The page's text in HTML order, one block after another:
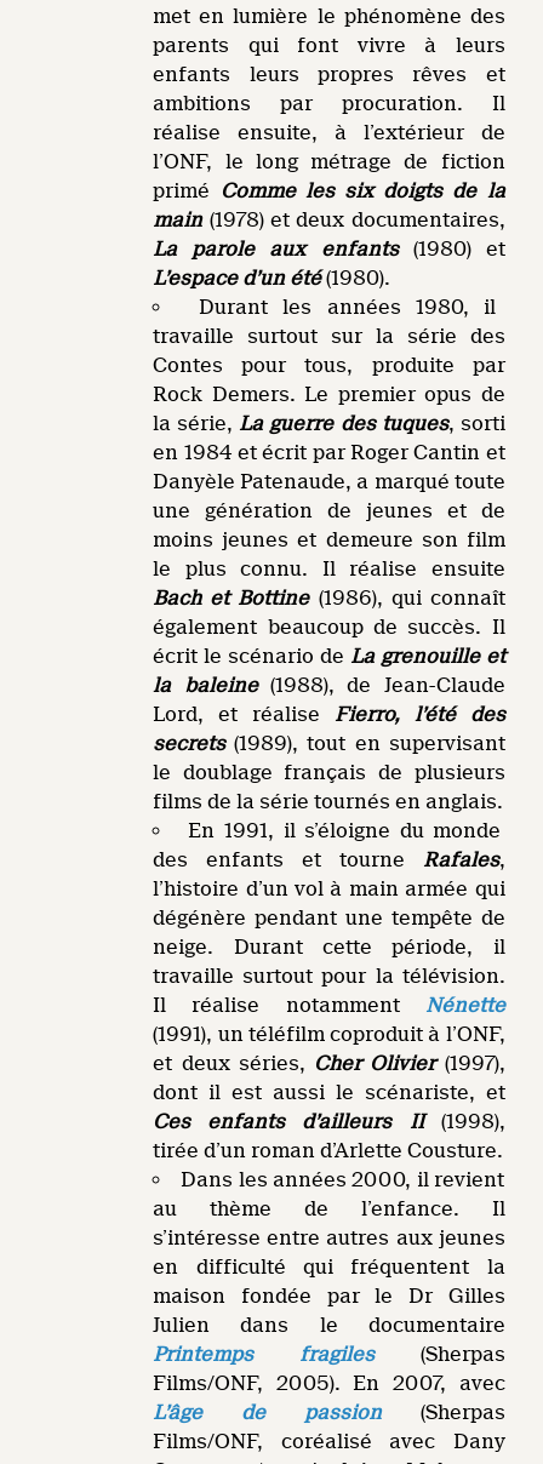
met en lumière le phénomène des
parents qui font vivre à leurs
enfants leurs propres rêves et
ambitions par procuration. Il
réalise ensuite, à l’extérieur de
l’ONF, le long métrage de fiction
primé
Comme les six doigts de la
main(1978) et deux documentaires,
La parole aux enfants(1980) et
L’espace d’un été(1980).
Durant les années 1980, il
travaille surtout sur la série des
Contes pour tous, produite par
Rock Demers. Le premier opus de
la série, La guerre des tuques, sorti
en 1984 et écrit par Roger Cantin et
Danyèle Patenaude, a marqué toute
une génération de jeunes et de
moins jeunes et demeure son film
le plus connu. Il réalise ensuite
Bach et Bottine(1986), qui connaît
également beaucoup de succès. Il
écrit le scénario de La grenouille et
la baleine(1988), de Jean-Claude
Lord, et réalise Fierro, l’été des
secrets(1989), tout en supervisant
le doublage français de plusieurs
films de la série tournés en anglais.
En 1991, il s’éloigne du monde
des enfants et tourne Rafales,
l’histoire d’un vol à main armée qui
dégénère pendant une tempête de
neige. Durant cette période, il
travaille surtout pour la télévision.
Il réalise notamment Nénette
(1991), un téléfilm coproduit à l’ONF,
et deux séries, Cher Olivier(1997),
dont il est aussi le scénariste, et
Ces enfants d’ailleurs II(1998),
tirée d’un roman d’Arlette Cousture.
Dans les années 2000, il revient
au thème de l’enfance. Il
s’intéresse entre autres aux jeunes
en difficulté qui fréquentent la
maison fondée par le Dr Gilles
Julien dans le documentaire
Printemps fragiles(Sherpas
Films/ONF, 2005). En 2007, avec
L’âge de passion(Sherpas
Films/ONF, coréalisé avec Dany